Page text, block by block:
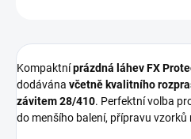
Kompaktníprázdná láhev FX
dodávána včetně kvalitního
závitem 28/410. Perfektní volba
do menšího balení, přípravu vzorků